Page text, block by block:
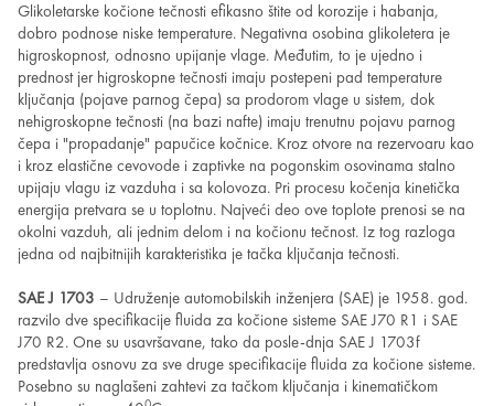
Glikoletarske kočione tečnosti efikasno štite od korozije i habanja,
dobro podnose niske temperature. Negativna osobina glikoletera je
higroskopnost, odnosno upijanje vlage. Međutim, to je ujedno i
prednost jer higroskopne tečnosti imaju postepeni pad temperature
ključanja (pojave parnog čepa) sa prodorom vlage u sistem, dok
nehigroskopne tečnosti (na bazi nafte) imaju trenutnu pojavu parnog
čepa i "propadanje" papučice kočnice. Kroz otvore na rezervoaru kao
i kroz elastične cevovode i zaptivke na pogonskim osovinama stalno
upijaju vlagu iz vazduha i sa kolovoza. Pri procesu kočenja kinetička
energija pretvara se u toplotnu. Najveći deo ove toplote prenosi se na
okolni vazduh, ali jednim delom i na kočionu tečnost. Iz tog razloga
jedna od najbitnijih karakteristika je tačka ključanja tečnosti.
SAE J 1703 – Udruženje automobilskih inženjera (SAE) je 1958. god.
razvilo dve specifikacije fluida za kočione sisteme SAE J70 R1 i SAE
J70 R2. One su usavršavane, tako da posle-dnja SAE J 1703f
predstavlja osnovu za sve druge specifikacije fluida za kočione sisteme.
Posebno su naglašeni zahtevi za tačkom ključanja i kinematičkom